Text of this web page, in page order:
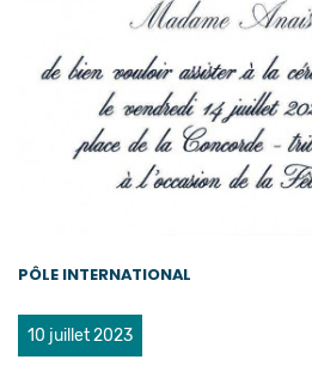
PÔLE INTERNATIONAL
10 juillet 2023